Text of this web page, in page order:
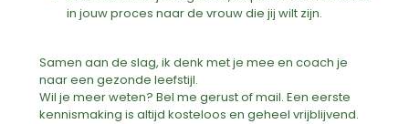
in jouw proces naar de vrouw die jij wilt zijn.
Samen aan de slag, ik denk met je mee en coach je
naar een gezonde leefstijl.
Wil je meer weten? Bel me gerust of mail. Een eerste
kennismaking is altijd kosteloos en geheel vrijblijvend.